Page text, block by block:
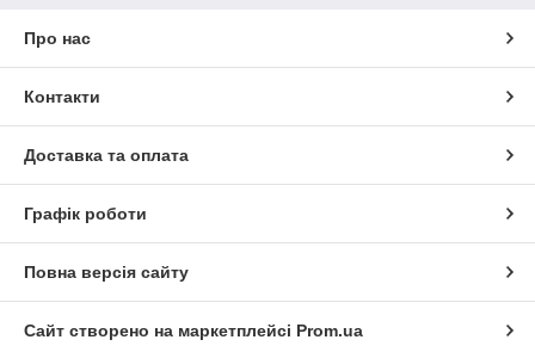
Про нас
Контакти
Доставка та оплата
Графік роботи
Повна версія сайту
Сайт створено на маркетплейсі Prom.ua